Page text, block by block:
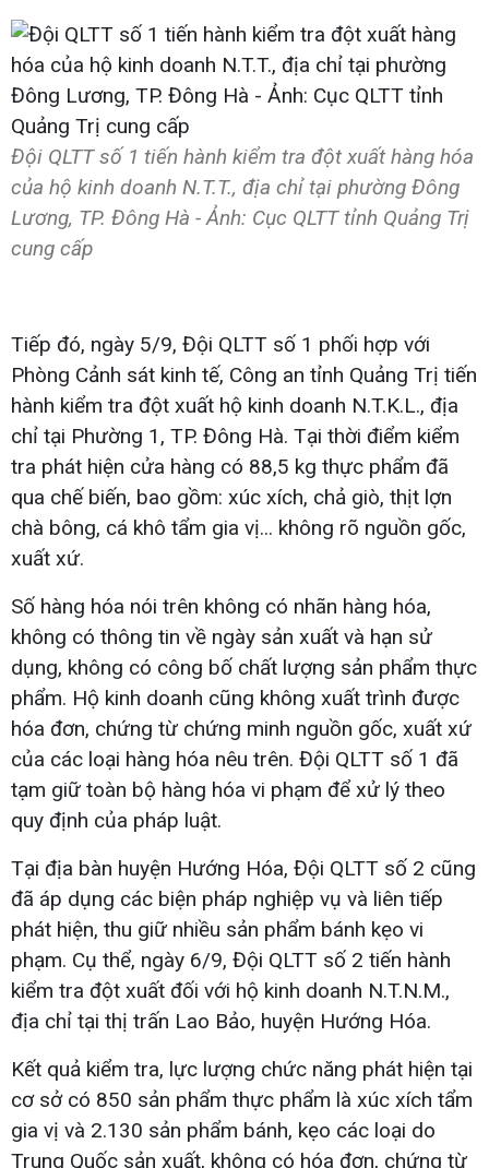
Đội QLTT số 1 tiến hành kiểm tra đột xuất hàng hóa
của hộ kinh doanh N.T.T., địa chỉ tại phường Đông
Lương, TP. Đông Hà - Ảnh: Cục QLTT tỉnh Quảng Trị
cung cấp
Tiếp đó, ngày 5/9, Đội QLTT số 1 phối hợp với
Phòng Cảnh sát kinh tế, Công an tỉnh Quảng Trị tiến
hành kiểm tra đột xuất hộ kinh doanh N.T.K.L., địa
chỉ tại Phường 1, TP. Đông Hà. Tại thời điểm kiểm
tra phát hiện cửa hàng có 88,5 kg thực phẩm đã
qua chế biến, bao gồm: xúc xích, chả giò, thịt lợn
chà bông, cá khô tẩm gia vị... không rõ nguồn gốc,
xuất xứ.
Số hàng hóa nói trên không có nhãn hàng hóa,
không có thông tin về ngày sản xuất và hạn sử
dụng, không có công bố chất lượng sản phẩm thực
phẩm. Hộ kinh doanh cũng không xuất trình được
hóa đơn, chứng từ chứng minh nguồn gốc, xuất xứ
của các loại hàng hóa nêu trên. Đội QLTT số 1 đã
tạm giữ toàn bộ hàng hóa vi phạm để xử lý theo
quy định của pháp luật.
Tại địa bàn huyện Hướng Hóa, Đội QLTT số 2 cũng
đã áp dụng các biện pháp nghiệp vụ và liên tiếp
phát hiện, thu giữ nhiều sản phẩm bánh kẹo vi
phạm. Cụ thể, ngày 6/9, Đội QLTT số 2 tiến hành
kiểm tra đột xuất đối với hộ kinh doanh N.T.N.M.,
địa chỉ tại thị trấn Lao Bảo, huyện Hướng Hóa.
Kết quả kiểm tra, lực lượng chức năng phát hiện tại
cơ sở có 850 sản phẩm thực phẩm là xúc xích tẩm
gia vị và 2.130 sản phẩm bánh, kẹo các loại do
Trung Quốc sản xuất, không có hóa đơn, chứng từ